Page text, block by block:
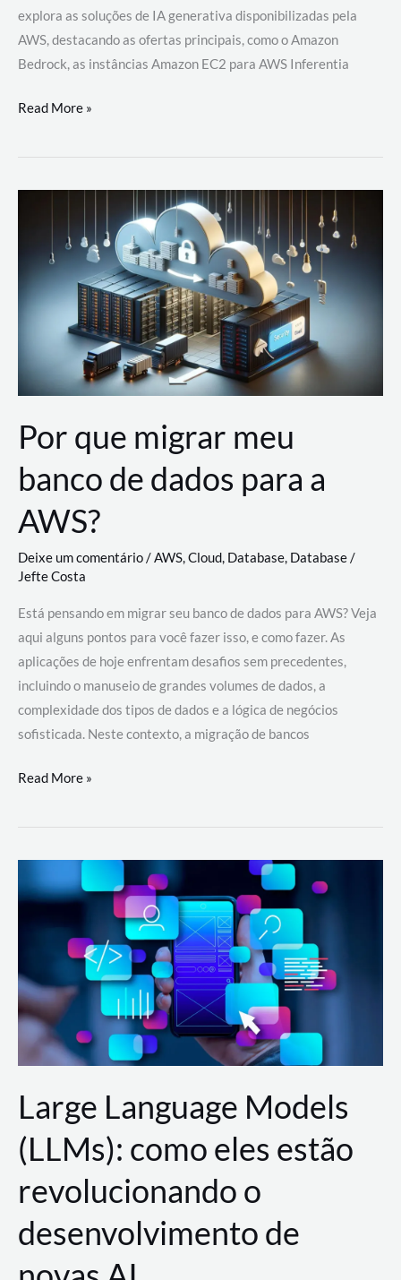
explora as soluções de IA generativa disponibilizadas pela
AWS, destacando as ofertas principais, como o Amazon
Bedrock, as instâncias Amazon EC2 para AWS Inferentia
Utilizando
Soluções
AWS
Read More »
Por que migrar meu
banco de dados para a
AWS?
Deixe um comentário/AWS,Cloud, Database, Database/
Jefte Costa
Está pensando em migrar seu banco de dados para AWS? Veja
aqui alguns pontos para você fazer isso, e como fazer. As
aplicações de hoje enfrentam desafios sem precedentes,
incluindo o manuseio de grandes volumes de dados, a
complexidade dos tipos de dados e a lógica de negócios
sofisticada. Neste contexto, a migração de bancos
Por
migrar
de
a
AWS?
Read More »
Large Language Models
(LLMs): como eles estão
revolucionando o
desenvolvimento de